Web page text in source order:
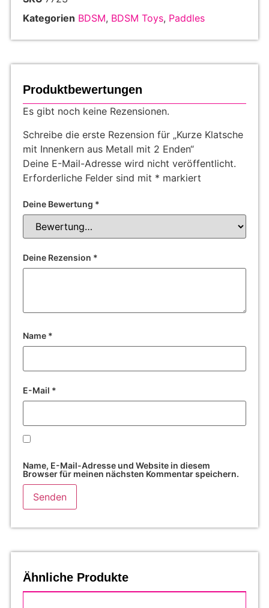
Kategorien BDSM, BDSM Toys, Paddles
Produktbewertungen
Es gibt noch keine Rezensionen.
Schreibe die erste Rezension für „Kurze Klatsche
mit Innenkern aus Metall mit 2 Enden“
Deine E-Mail-Adresse wird nicht veröffentlicht.
Erforderliche Felder sind mit * markiert
Deine Bewertung *
Deine Rezension *
Name *
E-Mail *
Name, E-Mail-Adresse und Website in diesem
Browser für meinen nächsten Kommentar speichern.
Ähnliche Produkte